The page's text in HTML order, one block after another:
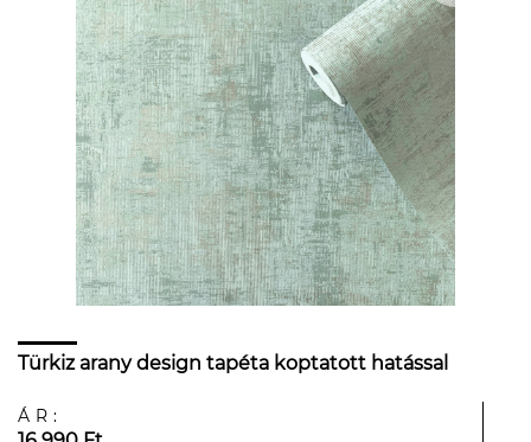
Türkiz arany design tapéta koptatott hatással
ÁR: